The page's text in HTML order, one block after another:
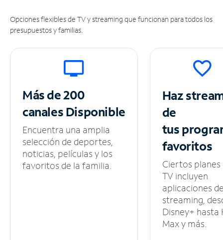
Opciones flexibles de TV y streaming que funcionan para todos los
presupuestos y familias.
Más de 200
canalesDisponible
Encuentra una amplia
selección de deportes,
noticias, películas y los
favoritos de la familia.
Haz
de
tus
favoritos
Ciertos planes
TV incluyen
aplicaciones
streaming,
Disney+ hasta
Max y más.